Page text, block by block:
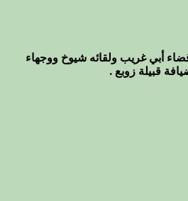
أبي غريب ولقائه شيوخ ووجهاء
قبيلة زوبع .